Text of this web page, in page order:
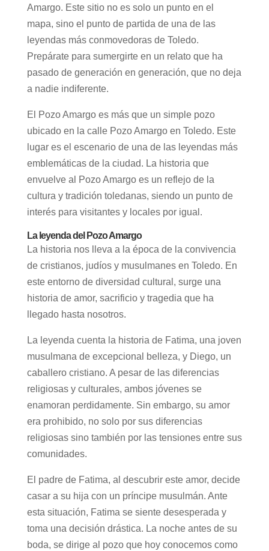
Amargo. Este sitio no es solo un punto en el
mapa, sino el punto de partida de una de las
leyendas más conmovedoras de Toledo.
Prepárate para sumergirte en un relato que ha
pasado de generación en generación, que no deja
a nadie indiferente.
El Pozo Amargo es más que un simple pozo
ubicado en la calle Pozo Amargo en Toledo. Este
lugar es el escenario de una de las leyendas más
emblemáticas de la ciudad. La historia que
envuelve al Pozo Amargo es un reflejo de la
cultura y tradición toledanas, siendo un punto de
interés para visitantes y locales por igual.
La leyenda del Pozo Amargo
La historia nos lleva a la época de la convivencia
de cristianos, judíos y musulmanes en Toledo. En
este entorno de diversidad cultural, surge una
historia de amor, sacrificio y tragedia que ha
llegado hasta nosotros.
La leyenda cuenta la historia de Fatima, una joven
musulmana de excepcional belleza, y Diego, un
caballero cristiano. A pesar de las diferencias
religiosas y culturales, ambos jóvenes se
enamoran perdidamente. Sin embargo, su amor
era prohibido, no solo por sus diferencias
religiosas sino también por las tensiones entre sus
comunidades.
El padre de Fatima, al descubrir este amor, decide
casar a su hija con un príncipe musulmán. Ante
esta situación, Fatima se siente desesperada y
toma una decisión drástica. La noche antes de su
boda, se dirige al pozo que hoy conocemos como